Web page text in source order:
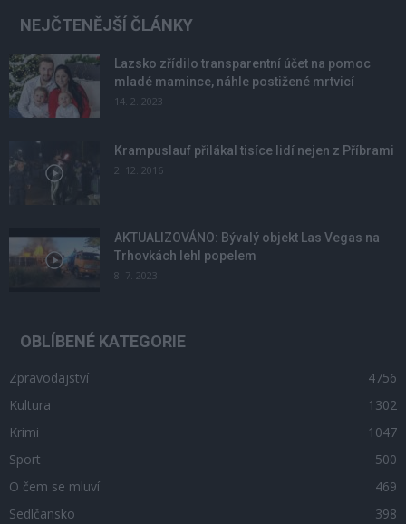
NEJČTENĚJŠÍ ČLÁNKY
Lazsko zřídilo transparentní účet na pomoc
mladé mamince, náhle postižené mrtvicí
14. 2. 2023
Krampuslauf přilákal tisíce lidí nejen z Příbrami
2. 12. 2016
AKTUALIZOVÁNO: Bývalý objekt Las Vegas na
Trhovkách lehl popelem
8. 7. 2023
OBLÍBENÉ KATEGORIE
Zpravodajství
4756
Kultura
1302
Krimi
1047
Sport
500
O čem se mluví
469
Sedlčansko
398